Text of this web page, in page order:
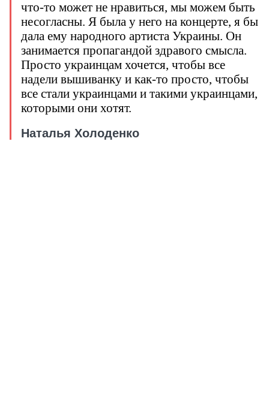
что-то может не нравиться, мы можем быть
несогласны. Я была у него на концерте, я бы
дала ему народного артиста Украины. Он
занимается пропагандой здравого смысла.
Просто украинцам хочется, чтобы все
надели вышиванку и как-то просто, чтобы
все стали украинцами и такими украинцами,
которыми они хотят.
Наталья Холоденко